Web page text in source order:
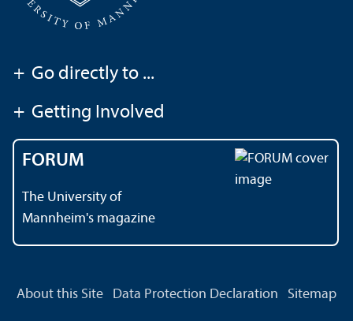
+ Go directly to ...
+ Getting Involved
FORUM
The University of
Mannheim's magazine
About this Site Data Protection Declaration Sitemap